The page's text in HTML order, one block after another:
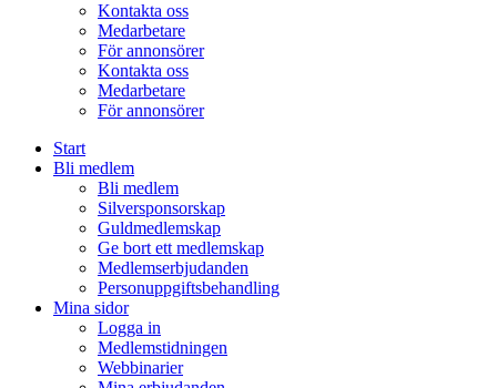
Kontakta oss
Medarbetare
För annonsörer
Kontakta oss
Medarbetare
För annonsörer
Start
Bli medlem
Bli medlem
Silversponsorskap
Guldmedlemskap
Ge bort ett medlemskap
Medlemserbjudanden
Personuppgiftsbehandling
Mina sidor
Logga in
Medlemstidningen
Webbinarier